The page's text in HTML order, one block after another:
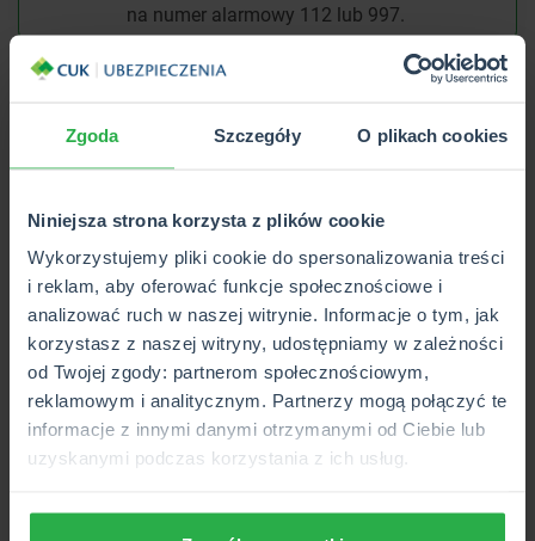
Zgoda Szczegóły O plikach cookies
Niniejsza strona korzysta z plików cookie
Wykorzystujemy pliki cookie do spersonalizowania treści
i reklam, aby oferować funkcje społecznościowe i
analizować ruch w naszej witrynie. Informacje o tym, jak
korzystasz z naszej witryny, udostępniamy w zależności
od Twojej zgody: partnerom społecznościowym,
reklamowym i analitycznym. Partnerzy mogą połączyć te
informacje z innymi danymi otrzymanymi od Ciebie lub
uzyskanymi podczas korzystania z ich usług.
na numer alarmowy 112 lub 997.
Oficjalne oświadczenie zderzenia z
Jeśli chcesz uzyskać odszkodowanie po zderzeniu z
dokumentację. Wezwany przez Ciebie na miejsce wypadku
policjant w pierwszej kolejności, jeśli zajdzie taka potrzeba,
zadba o udzielenie pomocy rannemu zwierzęciu. Następnie
sporządzi stosowną notatkę. Warto sporządzić również
dokładną dokumentację w postaci zdjęćuszkodzeń auta
oraz miejsca wypadku. Przedstawienie takich dowodów
zwiększy Twoje szanse na uzyskanie odszkodowania.
Zawsze jedź ostrożnie
W każdym przypadku dochodzenia odszkodowania